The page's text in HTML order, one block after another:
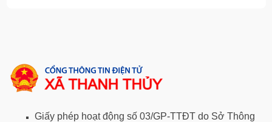
Giấy phép hoạt động số 03/GP-TTĐT do Sở Thông